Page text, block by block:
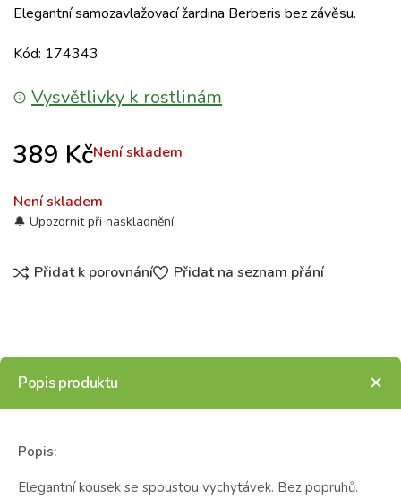
Elegantní samozavlažovací žardina Berberis bez závěsu.
Kód: 174343
Vysvětlivky k rostlinám
389 KčNení skladem
Není skladem
Přidat k porovnání Přidat na seznam přání
Popis produktu
Popis:
Elegantní kousek se spoustou vychytávek. Bez popruhů.